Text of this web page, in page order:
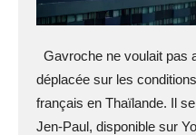
Gavroche ne voulait pas
déplacée sur les
français en Thaïlande. Il
Jen-Paul, disponible sur